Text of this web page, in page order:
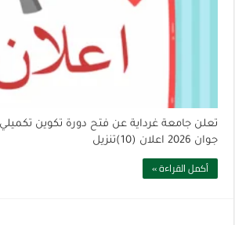
تعلن جامعة غرداية عن فتح دورة تكوين تكميلي
جوان 2026 اعلان (10)تنزيل
أكمل القراءة »